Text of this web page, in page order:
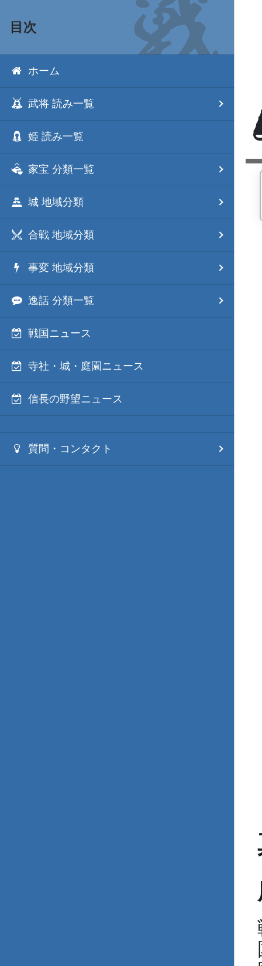
目次
ホーム
武将 読み一覧
姫 読み一覧
家宝 分類一覧
城 地域分類
合戦 地域分類
事変 地域分類
逸話 分類一覧
戦国ニュース
寺社・城・庭園ニュース
信長の野望ニュース
質問・コンタクト